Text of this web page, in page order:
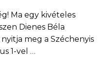
Ma egy kivételes
Dienes Béla
meg a Széchenyis
1-vel …